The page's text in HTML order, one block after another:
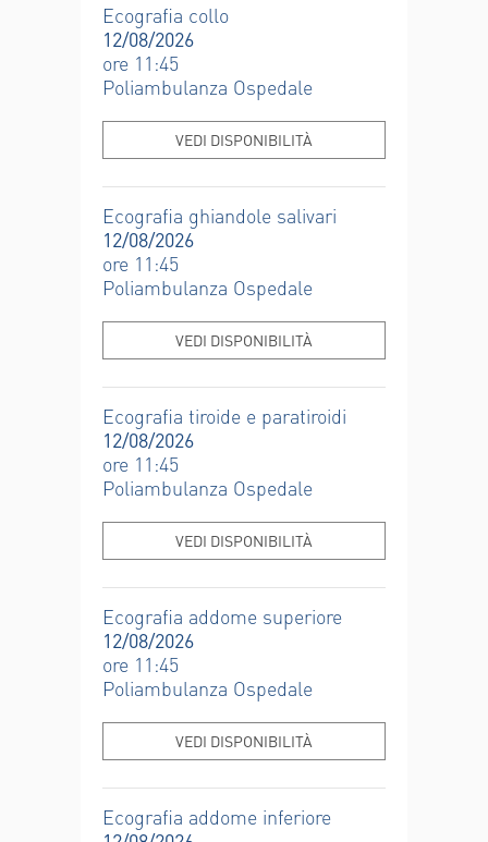
Ecografia collo
12/08/2026
ore 11:45
Poliambulanza Ospedale
VEDI DISPONIBILITÀ
Ecografia ghiandole salivari
12/08/2026
ore 11:45
Poliambulanza Ospedale
VEDI DISPONIBILITÀ
Ecografia tiroide e paratiroidi
12/08/2026
ore 11:45
Poliambulanza Ospedale
VEDI DISPONIBILITÀ
Ecografia addome superiore
12/08/2026
ore 11:45
Poliambulanza Ospedale
VEDI DISPONIBILITÀ
Ecografia addome inferiore